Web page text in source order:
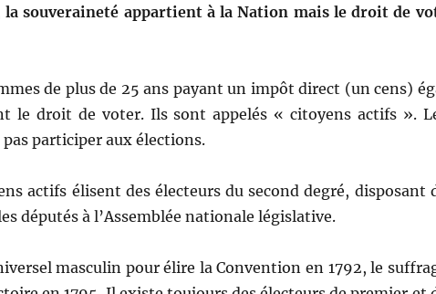
la sou­veraineté appar­tient à la Nation mais le droit de
de plus de 25 ans payant un impôt direct (un cens)
le droit de vot­er. Ils sont appelés « citoyens act­ifs ».
par­ticiper aux élections.
act­ifs élisent des électeurs du sec­ond degré, dis­posant
députés à l’Assemblée nationale législative.
mas­culin pour élire la Con­ven­tion en 1792, le